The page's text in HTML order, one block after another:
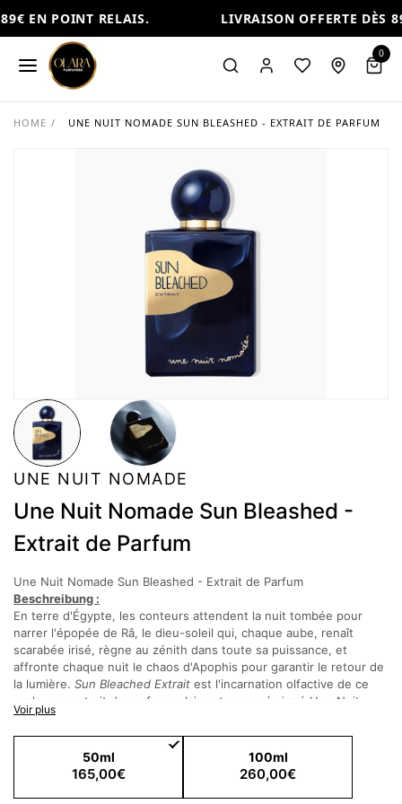
EN POINT RELAIS. LIVRAISON OFFERTE DÈS
0
HOME / UNE NUIT NOMADE SUN BLEASHED - EXTRAIT DE PARFUM
UNE NUIT NOMADE
Une Nuit Nomade Sun Bleashed -
Extrait de Parfum
Une Nuit Nomade Sun Bleashed - Extrait de Parfum
Beschreibung :
En terre d'Égypte, les conteurs attendent la nuit tombée pour
narrer l'épopée de Râ, le dieu-soleil qui, chaque aube, renaît
scarabée irisé, règne au zénith dans toute sa puissance, et
affronte chaque nuit le chaos d'Apophis pour garantir le retour de
la lumière. Sun Bleached Extrait est l'incarnation olfactive de ce
cycle : un extrait de parfum solaire et musqué signé Une Nuit
Nomade, pensé comme un accord de caractère entre la puissance
lumineuse du soleil et la douceur addictive de la peau réchauffée.
L'ouverture est à la fois épicée et crémeuse : la cardamome
apporte sa chaleur aromatique et légèrement camphrée, noble et
Voir plus
50ml
165,00€
100ml
260,00€